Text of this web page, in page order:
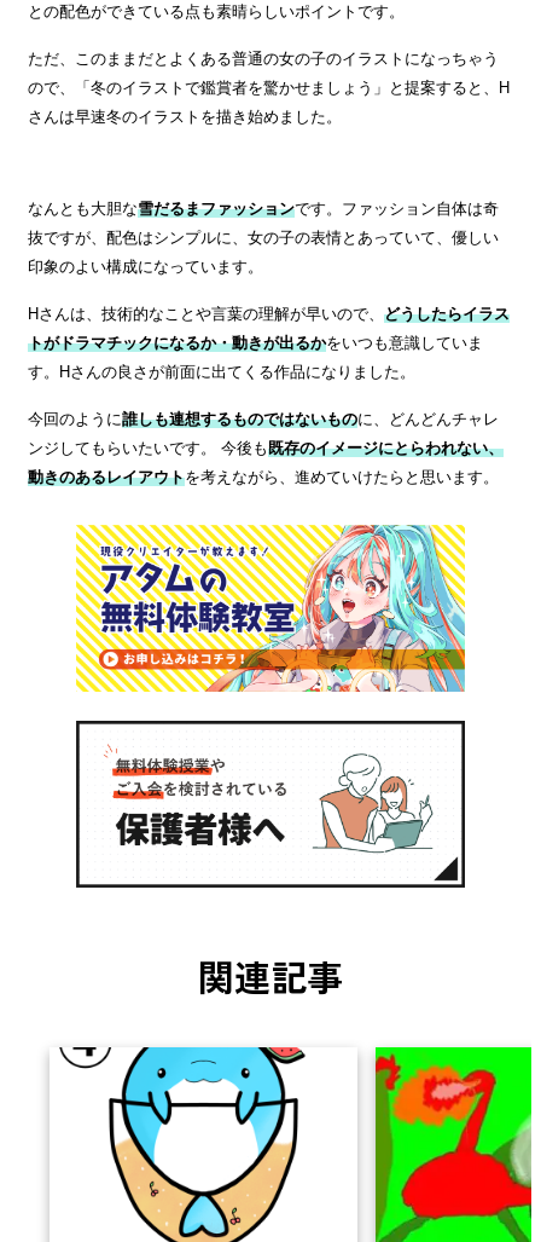
との配色ができている点も素晴らしいポイントです。
ただ、このままだとよくある普通の女の子のイラストになっちゃう
ので、「冬のイラストで鑑賞者を驚かせましょう」と提案すると、H
さんは早速冬のイラストを描き始めました。
なんとも大胆な雪だるまファッションです。ファッション自体は奇
抜ですが、配色はシンプルに、女の子の表情とあっていて、優しい
印象のよい構成になっています。
Hさんは、技術的なことや言葉の理解が早いので、 どうしたらイラス
トがドラマチックになるか・動きが出るかをいつも意識していま
す。Hさんの良さが前面に出てくる作品になりました。
今回のように誰しも連想するものではないものに、どんどんチャレ
ンジしてもらいたいです。 今後も既存のイメージにとらわれない、
動きのあるレイアウトを考えながら、進めていけたらと思います。
関連記事